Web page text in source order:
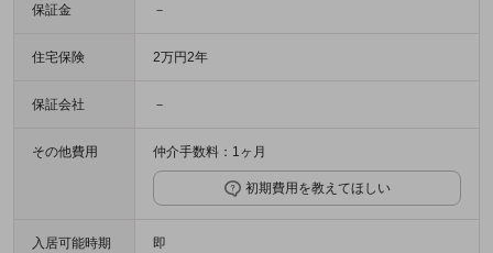
保証金 －
住宅保険 2万円2年
保証会社 －
その他費用 仲介手数料：1ヶ月
初期費用を教えてほしい
入居可能時期 即